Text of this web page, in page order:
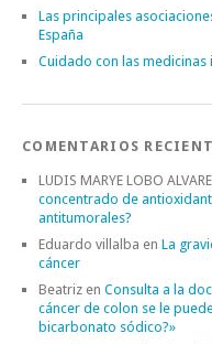
Las principales
España
Cuidado con las
COMENTARIOS
LUDIS MARYE LOBO
concentrado de
antitumorales?
Eduardo villalba en La
cáncer
Beatriz en Consulta a la
cáncer de colon se le
bicarbonato sódico?»